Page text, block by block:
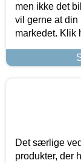
men ikke det
vil gerne at din
markedet. Klik
Det særlige
produkter, der